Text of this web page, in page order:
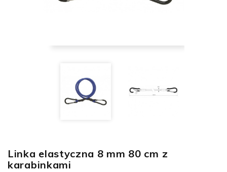
Linka elastyczna 8 mm 80 cm z
karabinkami